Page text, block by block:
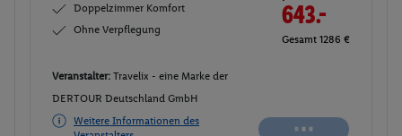
Doppelzimmer Komfort
Ohne Verpflegung
643.-
Gesamt 1286 €
Veranstalter: Travelix - eine Marke der
DERTOUR Deutschland GmbH
Weitere Informationen des